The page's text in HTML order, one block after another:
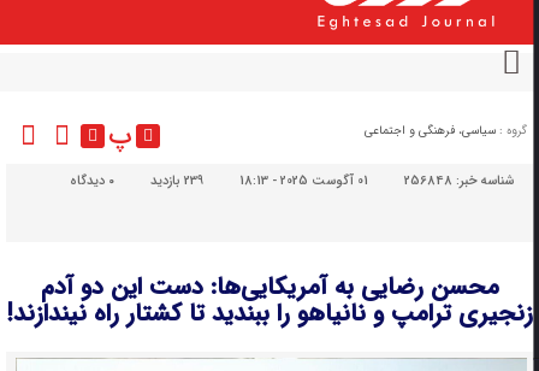
گروه : سیاسی، فرهنگی و اجتماعی پ
شناسه خبر:256848 01 آگوست 2025 - 18:13 239 بازدید دیدگاه
محسن رضایی به آمریکایی‌ها: دست این دو آدم
زنجیری ترامپ و نانیاهو را ببندید تا کشتار راه نیندازند!